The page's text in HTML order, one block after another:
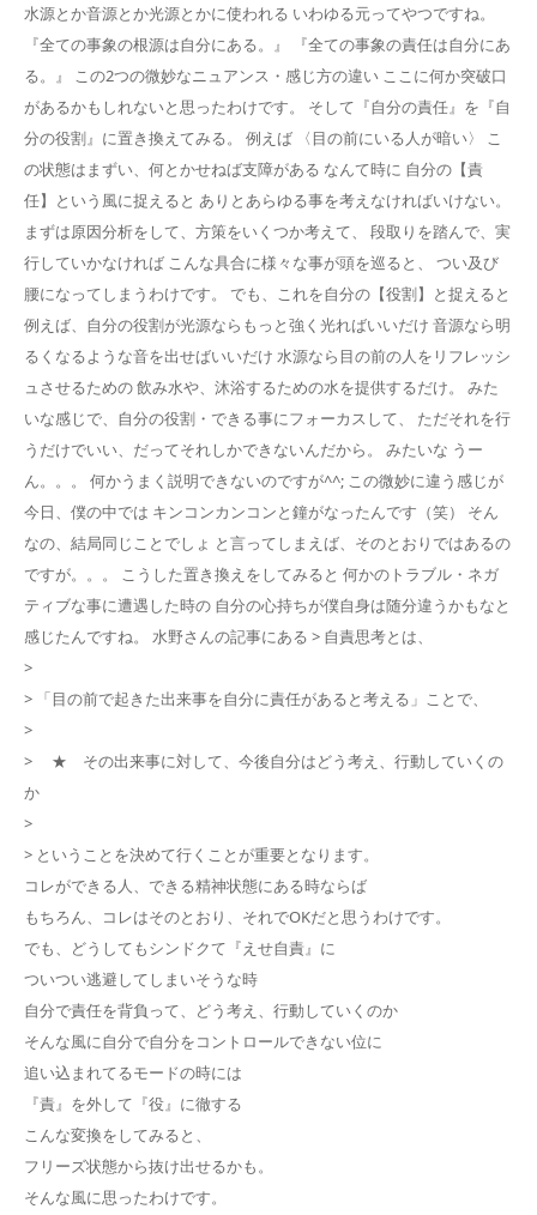
水源とか音源とか光源とかに使われる いわゆる元ってやつですね。
『全ての事象の根源は自分にある。』 『全ての事象の責任は自分にあ
る。』 この2つの微妙なニュアンス・感じ方の違い ここに何か突破口
があるかもしれないと思ったわけです。 そして『自分の責任』を『自
分の役割』に置き換えてみる。 例えば 〈目の前にいる人が暗い〉 こ
の状態はまずい、何とかせねば支障がある なんて時に 自分の【責
任】という風に捉えると ありとあらゆる事を考えなければいけない。
まずは原因分析をして、方策をいくつか考えて、 段取りを踏んで、実
行していかなければ こんな具合に様々な事が頭を巡ると、 つい及び
腰になってしまうわけです。 でも、これを自分の【役割】と捉えると
例えば、自分の役割が光源ならもっと強く光ればいいだけ 音源なら明
るくなるような音を出せばいいだけ 水源なら目の前の人をリフレッシ
ュさせるための 飲み水や、沐浴するための水を提供するだけ。 みた
いな感じで、自分の役割・できる事にフォーカスして、 ただそれを行
うだけでいい、だってそれしかできないんだから。 みたいな うー
ん。。。 何かうまく説明できないのですが^^; この微妙に違う感じが
今日、僕の中では キンコンカンコンと鐘がなったんです（笑） そん
なの、結局同じことでしょ と言ってしまえば、そのとおりではあるの
ですが。。。 こうした置き換えをしてみると 何かのトラブル・ネガ
ティブな事に遭遇した時の 自分の心持ちが僕自身は随分違うかもなと
感じたんですね。 水野さんの記事にある > 自責思考とは、
>
> 「目の前で起きた出来事を自分に責任があると考える」ことで、
>
> ★ その出来事に対して、今後自分はどう考え、行動していくの
か
>
> ということを決めて行くことが重要となります。
コレができる人、できる精神状態にある時ならば
もちろん、コレはそのとおり、それでOKだと思うわけです。
でも、どうしてもシンドクて『えせ自責』に
ついつい逃避してしまいそうな時
自分で責任を背負って、どう考え、行動していくのか
そんな風に自分で自分をコントロールできない位に
追い込まれてるモードの時には
『責』を外して『役』に徹する
こんな変換をしてみると、
フリーズ状態から抜け出せるかも。
そんな風に思ったわけです。